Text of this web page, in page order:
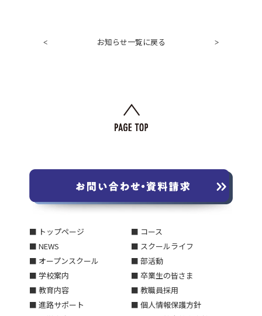
< お知らせ一覧に戻る >
■ トップページ
■ NEWS
■ オープンスクール
■ 学校案内
■ 教育内容
■ 進路サポート
■ コース
■ スクールライフ
■ 部活動
■ 卒業生の皆さま
■ 教職員採用
■ 個人情報保護方針